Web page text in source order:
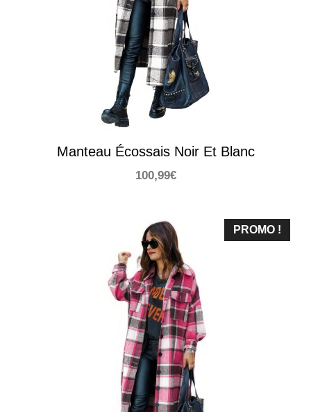
Manteau Écossais Noir Et Blanc
100,99€
PROMO !